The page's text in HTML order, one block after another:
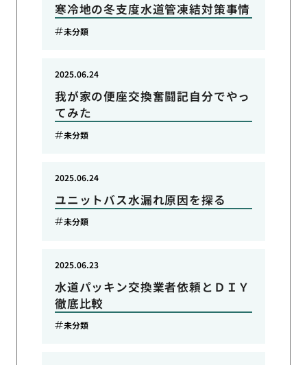
寒冷地の冬支度水道管凍結対策事情
未分類
我が家の便座交換奮闘記自分でやっ
てみた
2025.06.24
未分類
ユニットバス水漏れ原因を探る
2025.06.24
未分類
水道パッキン交換業者依頼とＤＩＹ
徹底比較
2025.06.23
未分類